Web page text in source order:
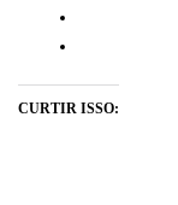
CURTIR ISSO: